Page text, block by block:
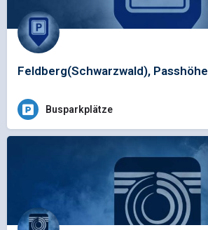
Feldberg(Schwarzwald), Passhöhe
Busparkplätze